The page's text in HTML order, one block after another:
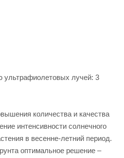
ультрафиолетовых лучей: 3
количества и качества
интенсивности солнечного
в весенне-летний период.
оптимальное решение –